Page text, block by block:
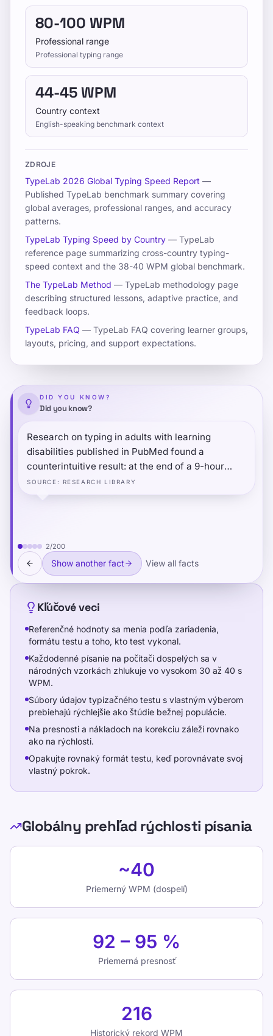
WPM a presnosť.
Školenie
Otestujte sa
Výcvik
Otestujte sa
Ceny
Zmerajte a zlepšite svoje písanie
Štatistiky zadávania zhŕňajú typické slová za
minútu a rozsah presnosti od verejných štúdií
a veľkých súborov údajov, takže môžete
porovnávať svoje vlastné výsledky bez toho,
aby ste ktorékoľvek číslo považovali za
typy benchmarkov a vysvetľuje, ako ich čítať,
aby ste si mohli vybrať správny ďalší krok:
zostavte techniku.
Globálny prehľad rýchlosti písania
Každodenné písanie na počítači
dospelých sa v národných vzorkách
Súbory údajov typizačného testu s
vlastným výberom prebiehajú rýchlejšie
ako štúdie bežnej populácie.
záleží rovnako ako na rýchlosti.
Opakujte rovnaký formát testu, keď
porovnávate svoj vlastný pokrok.
Globálny prehľad rýchlosti písania
Priemerná presnosť:92 – 95 %
Historický rekord WPM:
Ako interpretovať tieto benchmarky
pásma, nie ako prehľady výsledkov.
Porovnajte svoje WPM iba s podobným
presnosti.
Ak ste pod referenčnou hodnotou, berte to
ako tréningový signál: pred pokusom o šprint
80-100 WPM
Professional range
Professional typing range
44-45 WPM
Country context
English-speaking benchmark context
ZDROJE
TypeLab 2026 Global Typing Speed Report —
Published TypeLab benchmark summary covering
global averages, professional ranges, and accuracy
patterns.
TypeLab Typing Speed by Country — TypeLab
reference page summarizing cross-country typing-
speed context and the 38-40 WPM global benchmark.
The TypeLab Method — TypeLab methodology page
describing structured lessons, adaptive practice, and
feedback loops.
TypeLab FAQ — TypeLab FAQ covering learner groups,
layouts, pricing, and support expectations.
DID YOU KNOW?
Did you know?
Research on typing in adults with learning
disabilities published in PubMed found a
counterintuitive result: at the end of a 9-hour
touch-typing intervention, non-disabled students'
speeds had temporarily decreased while students
before the new technique took hold.
SOURCE : RESEARCH LIBRARY
2/200
Show another fact View all facts
Kľúčové veci
Referenčné hodnoty sa menia podľa zariadenia,
formátu testu a toho, kto test vykonal.
Každodenné písanie na počítači dospelých sa v
národných vzorkách zhlukuje vo vysokom 30 až 40 s
WPM.
Súbory údajov typizačného testu s vlastným výberom
prebiehajú rýchlejšie ako štúdie bežnej populácie.
Na presnosti a nákladoch na korekciu záleží rovnako
ako na rýchlosti.
Opakujte rovnaký formát testu, keď porovnávate svoj
vlastný pokrok.
Globálny prehľad rýchlosti písania
~40
Priemerný WPM (dospelí)
92 – 95 %
Priemerná presnosť
216
Historický rekord WPM